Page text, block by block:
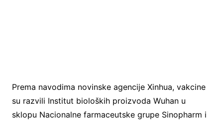
Prema navodima novinske agencije Xinhua, vakcine
su razvili Institut bioloških proizvoda Wuhan u
sklopu Nacionalne farmaceutske grupe Sinopharm i